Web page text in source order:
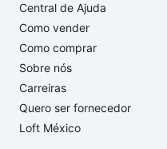
Central de Ajuda
Como vender
Como comprar
Sobre nós
Carreiras
Quero ser fornecedor
Loft México